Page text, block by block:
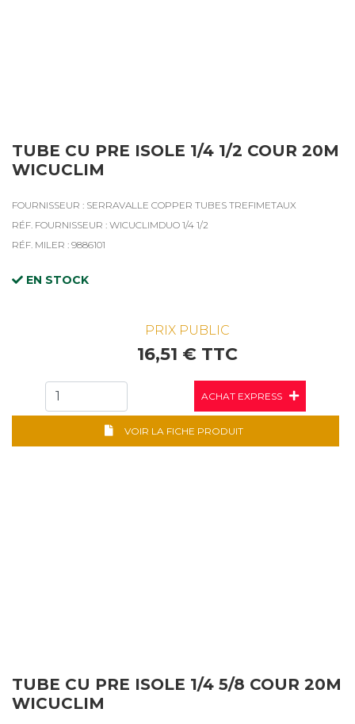
TUBE CU PRE ISOLE 1/4 1/2 COUR 20M
WICUCLIM
FOURNISSEUR : SERRAVALLE COPPER TUBES TREFIMETAUX
RÉF. FOURNISSEUR : WICUCLIMDUO 1/4 1/2
RÉF. MILER : 9886101
EN STOCK
PRIX PUBLIC
16,51 € TTC
ACHAT EXPRESS
VOIR LA FICHE PRODUIT
TUBE CU PRE ISOLE 1/4 5/8 COUR 20M
WICUCLIM